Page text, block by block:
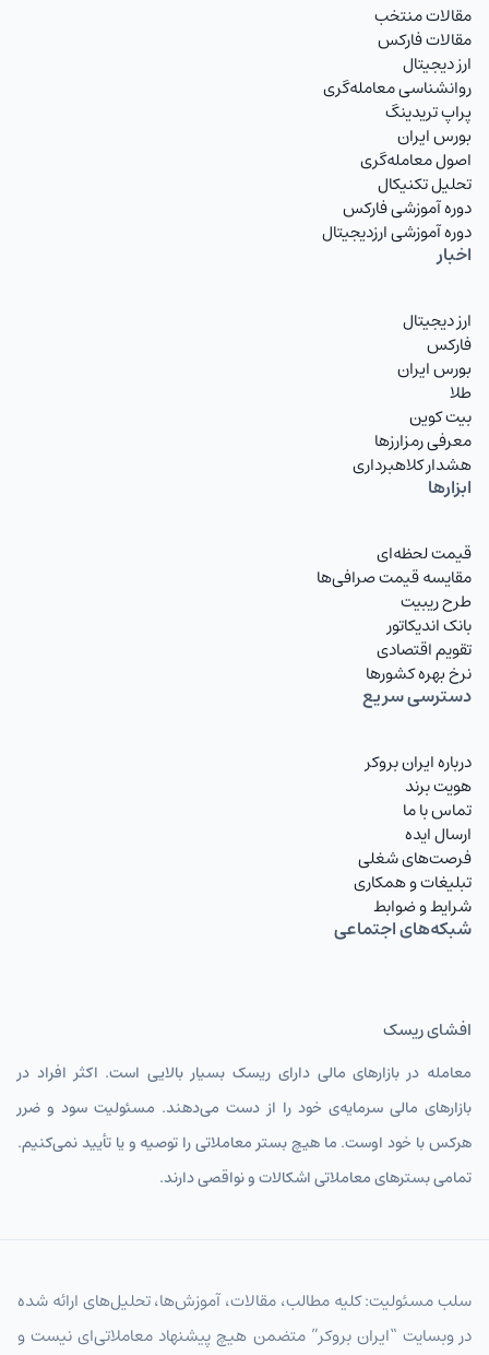
مقالات منتخب
مقالات فارکس
ارز دیجیتال
روانشناسی معامله‌گری
پراپ تریدینگ
بورس ایران
اصول معامله‌گری
تحلیل تکنیکال
دوره آموزشی فارکس
دوره آموزشی ارزدیجیتال
اخبار
ارز دیجیتال
فارکس
بورس ایران
طلا
بیت کوین
معرفی رمزارزها
هشدار کلاهبرداری
ابزارها
قیمت لحظه‌ای
مقایسه قیمت صرافی‌ها
طرح ریبیت
بانک اندیکاتور
تقویم اقتصادی
نرخ بهره کشورها
دسترسی سریع
درباره ایران بروکر
هویت برند
تماس با ما
ارسال ایده
فرصت‌های شغلی
تبلیغات و همکاری
شرایط و ضوابط
شبکه‌های اجتماعی
افشای ریسک
معامله در بازارهای مالی دارای ریسک بسیار بالایی است. اکثر افراد در
بازارهای مالی سرمایه‌ی خود را از دست می‌دهند. مسئولیت سود و ضرر
هرکس با خود اوست. ما هیچ بستر معاملاتی را توصیه و یا تأیید نمی‌کنیم.
تمامی بسترهای معاملاتی اشکالات و نواقصی دارند.
سلب مسئولیت: کلیه مطالب، مقالات، آموزش‌ها، تحلیل‌های ارائه شده
در وبسایت “ایران بروکر” متضمن هیچ پیشنهاد معاملاتی‌ای نیست و